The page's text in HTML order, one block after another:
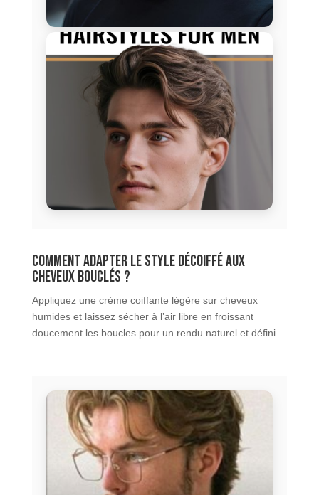
Comment adapter le style décoiffé aux
cheveux bouclés ?
Appliquez une crème coiffante légère sur cheveux
humides et laissez sécher à l’air libre en froissant
doucement les boucles pour un rendu naturel et défini.